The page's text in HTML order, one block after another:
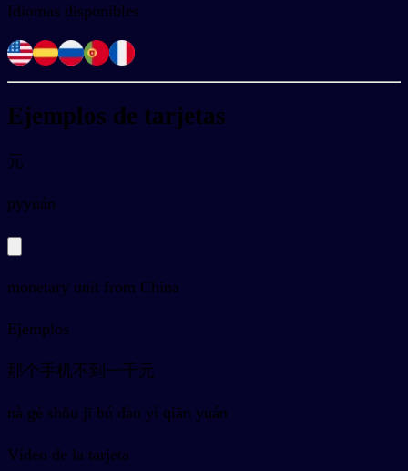
Idiomas disponibles
Ejemplos de tarjetas
元
pyyuán
monetary unit from China
Ejemplos
那个手机不到一千元
nà gè shǒu jī bú dào yì qiān yuán
Vídeo de la tarjeta